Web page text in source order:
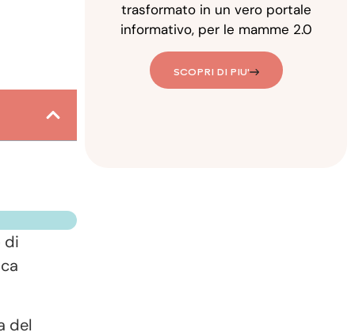
di
del
trasformato in un vero portale
informativo, per le mamme 2.0
SCOPRI DI PIU'